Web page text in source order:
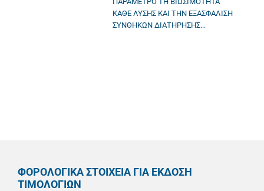
ΚΑΘΕ ΛΥΣΗΣ ΚΑΙ ΤΗΝ ΕΞΑΣΦΑΛΙΣΗ
ΣΥΝΘΗΚΩΝ ΔΙΑΤΗΡΗΣΗΣ...
ΦΟΡΟΛΟΓΙΚΑ ΣΤΟΙΧΕΙΑ ΓΙΑ ΕΚΔΟΣΗ
ΤΙΜΟΛΟΓΙΩΝ